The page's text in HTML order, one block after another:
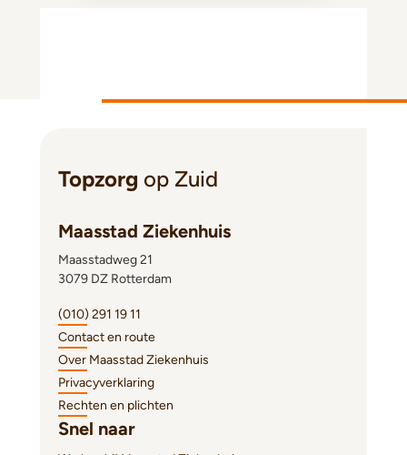
Topzorg op Zuid
Maasstad Ziekenhuis
Maasstadweg 21
3079 DZ Rotterdam
(010) 291 19 11
Contact en route
Over Maasstad Ziekenhuis
Privacyverklaring
Rechten en plichten
Snel naar